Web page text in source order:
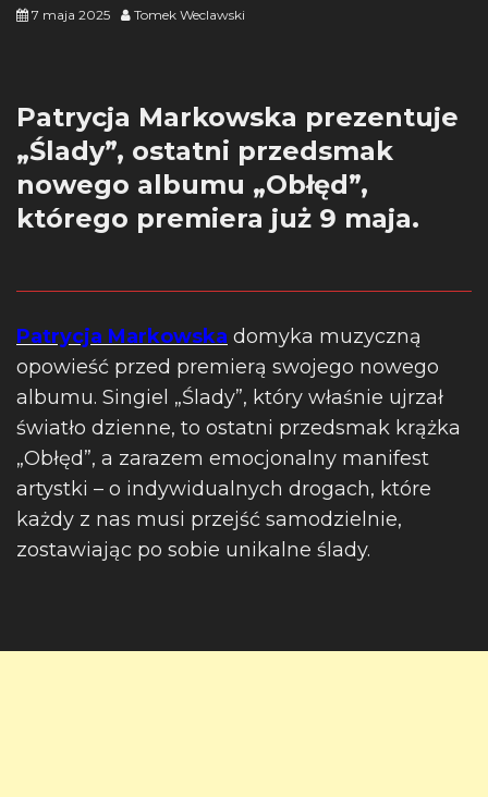
7 maja 2025 Tomek Weclawski
Patrycja Markowska prezentuje
„Ślady”, ostatni przedsmak
nowego albumu „Obłęd”,
którego premiera już 9 maja.
Patrycja Markowska domyka muzyczną
opowieść przed premierą swojego nowego
albumu. Singiel „Ślady”, który właśnie ujrzał
światło dzienne, to ostatni przedsmak krążka
„Obłęd”, a zarazem emocjonalny manifest
artystki – o indywidualnych drogach, które
każdy z nas musi przejść samodzielnie,
zostawiając po sobie unikalne ślady.